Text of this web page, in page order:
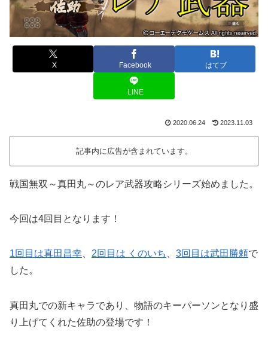
X Facebook はてブ
LINE
2020.06.24 2023.11.03
記事内に広告が含まれています。
戦国無双～真田丸～のレア武器攻略シリーズ始めました。
今回は4回目となります！
1回目は真田昌幸 2回目は くのいち 3回目は武田勝頼で
した。
真田丸での新キャラであり、物語のキーパーソンとなり盛
り上げてくれた佐助の登場です！